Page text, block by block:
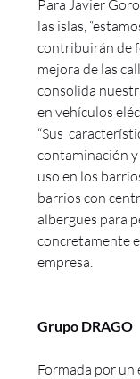
Para Javier
las islas,
contribuirán de
mejora de las
consolida
en vehículos
“Sus
contaminación y
uso en los
barrios con
albergues para
concretamente
empresa.
Grupo DRAGO
Formada por un